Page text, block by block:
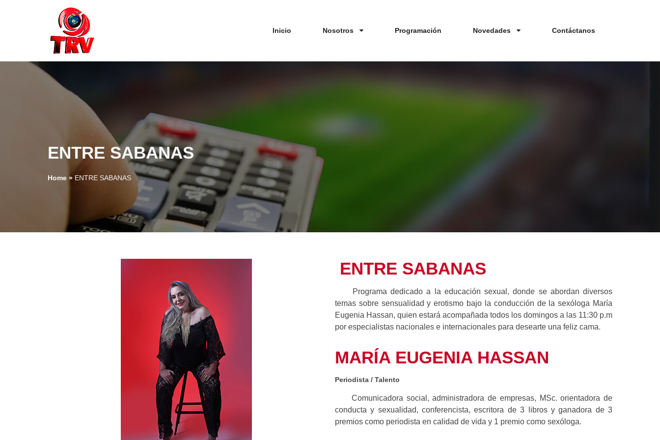
Inicio Nosotros Programación Novedades Contáctanos
ENTRE SABANAS
Home » ENTRE SABANAS
ENTRE SABANAS
Programa dedicado a la educación sexual, donde se abordan diversos
temas sobre sensualidad y erotismo bajo la conducción de la sexóloga María
Eugenia Hassan, quien estará acompañada todos los domingos a las 11:30 p.m
por especialistas nacionales e internacionales para desearte una feliz cama.
MARÍA EUGENIA HASSAN
Periodista / Talento
Comunicadora social, administradora de empresas, MSc. orientadora de
conducta y sexualidad, conferencista, escritora de 3 libros y ganadora de 3
premios como periodista en calidad de vida y 1 premio como sexóloga.